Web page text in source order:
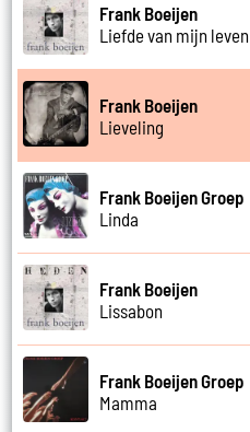
Frank Boeijen
Liefde van mijn leven
Frank Boeijen
Lieveling
Frank Boeijen Groep
Linda
Frank Boeijen
Lissabon
Frank Boeijen Groep
Mamma